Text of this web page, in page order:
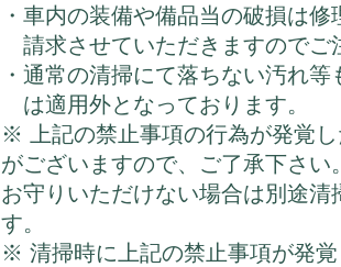
・車内の装備や備品当の破損は
請求させていただきますのでご
・通常の清掃にて落ちない汚れ
は適用外となっております。
※ 上記の禁止事項の行為が発覚
がございますので、ご了承下さい。
お守りいただけない場合は別途
す。
※ 清掃時に上記の禁止事項が発